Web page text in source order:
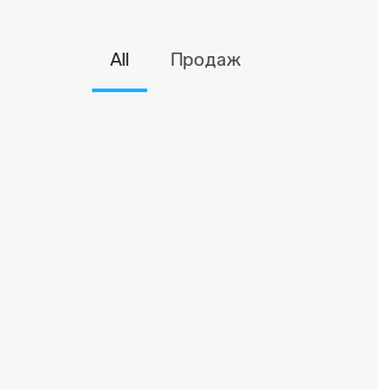
All Продаж